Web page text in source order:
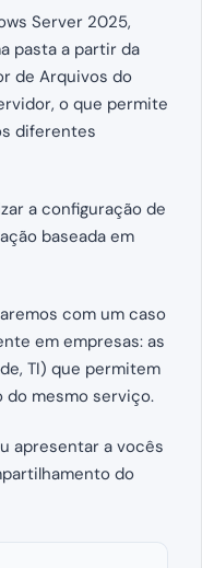
Server 2025,
pasta a partir da
de Arquivos do
o que permite
diferentes
a configuração de
baseada em
com um caso
em empresas: as
TI) que permitem
mesmo serviço.
apresentar a vocês
do